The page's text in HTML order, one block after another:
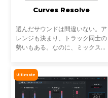
Curves Resolve
選んだサウンドは間違いない。ア
レンジも決まり、トラック同士の
勢いもある。なのに、ミックスが
らです。これが音のマスキングと
言われる現象です。
Ultimate